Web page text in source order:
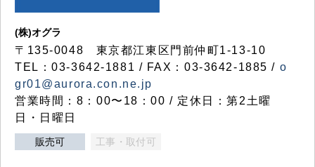
(株)オグラ
〒135-0048 東京都江東区門前仲町1-13-10
TEL：03-3642-1881 / FAX：03-3642-1885 / o
gr01@aurora.con.ne.jp
営業時間：8：00〜18：00 / 定休日：第2土曜
日・日曜日
販売可 工事・取付可